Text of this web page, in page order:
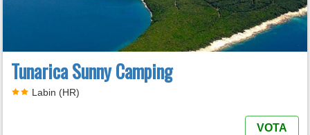
Tunarica Sunny Camping
Labin (HR)
VOTA